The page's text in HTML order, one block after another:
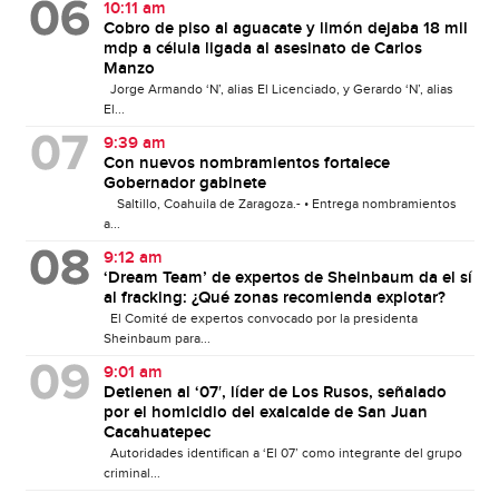
10:11 am
Cobro de piso al aguacate y limón dejaba 18 mil
mdp a célula ligada al asesinato de Carlos
Manzo
Jorge Armando ‘N’, alias El Licenciado, y Gerardo ‘N’, alias
El...
9:39 am
Con nuevos nombramientos fortalece
Gobernador gabinete
Saltillo, Coahuila de Zaragoza.- • Entrega nombramientos
a...
9:12 am
‘Dream Team’ de expertos de Sheinbaum da el sí
al fracking: ¿Qué zonas recomienda explotar?
El Comité de expertos convocado por la presidenta
Sheinbaum para...
9:01 am
Detienen al ‘07′, líder de Los Rusos, señalado
por el homicidio del exalcalde de San Juan
Cacahuatepec
Autoridades identifican a ‘El 07’ como integrante del grupo
criminal...